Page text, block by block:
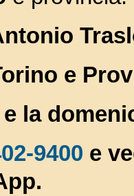
e
la
9400 e